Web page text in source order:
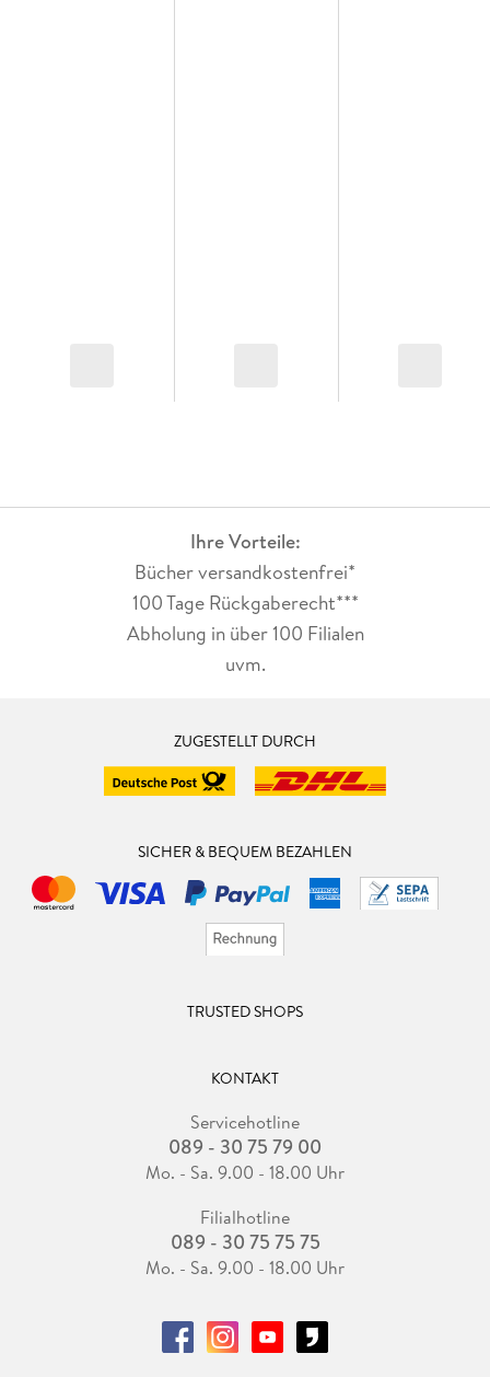
Ihre Vorteile:
Bücher versandkostenfrei*
100 Tage Rückgaberecht***
Abholung in über 100 Filialen
uvm.
ZUGESTELLT DURCH
SICHER & BEQUEM BEZAHLEN
TRUSTED SHOPS
KONTAKT
Servicehotline
089 - 30 75 79 00
Mo. - Sa. 9.00 - 18.00 Uhr
Filialhotline
089 - 30 75 75 75
Mo. - Sa. 9.00 - 18.00 Uhr